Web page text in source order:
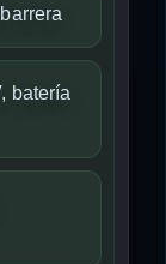
batería